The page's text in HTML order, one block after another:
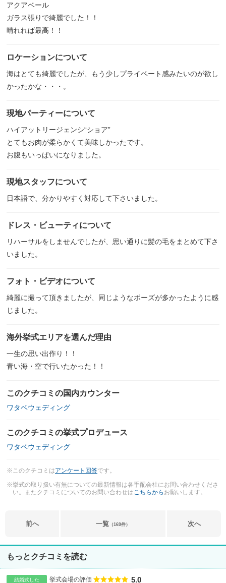
アクアベール
ガラス張りで綺麗でした！！
晴れれば最高！！
ロケーションについて
海はとても綺麗でしたが、もう少しプライベート感みたいのが欲し
かったかな・・・。
現地パーティーについて
ハイアットリージェンシ“ショア”
とてもお肉が柔らかくて美味しかったです。
お腹もいっぱいになりました。
現地スタッフについて
日本語で、分かりやすく対応して下さいました。
ドレス・ビューティについて
リハーサルをしませんでしたが、思い通りに髪の毛をまとめて下さ
いました。
フォト・ビデオについて
綺麗に撮って頂きましたが、同じようなポーズが多かったように感
じました。
海外挙式エリアを選んだ理由
一生の思い出作り！！
青い海・空で行いたかった！！
このクチコミの国内カウンター
ワタベウェディング
このクチコミの挙式プロデュース
ワタベウェディング
※このクチコミはアンケート回答です。
※挙式の取り扱い有無についての最新情報は各手配会社にお問い合わせくださ
い。またクチコミについてのお問い合わせはこちらから お願いします。
前へ 一覧 （169件） 次へ
もっとクチコミを読む
結婚式した 挙式会場の評価 点数
5.0